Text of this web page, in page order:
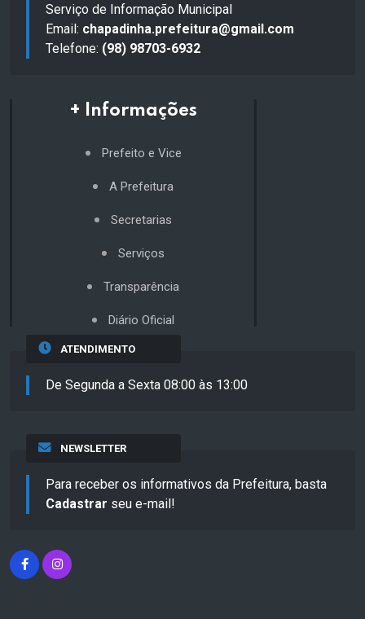
Serviço de Informação Municipal
Email: chapadinha.prefeitura@gmail.com
Telefone: (98) 98703-6932
+ Informações
Prefeito e Vice
A Prefeitura
Secretarias
Serviços
Transparência
Diário Oficial
ATENDIMENTO
De Segunda a Sexta 08:00 às 13:00
NEWSLETTER
Para receber os informativos da Prefeitura, basta
Cadastrar seu e-mail!